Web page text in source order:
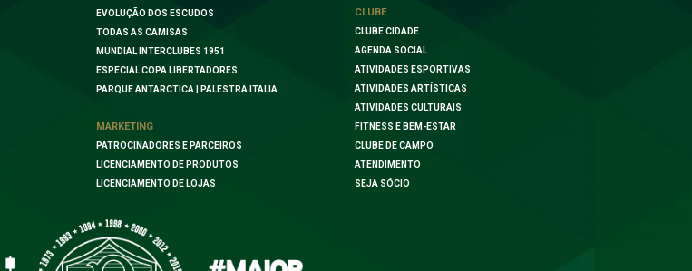
EVOLUÇÃO DOS ESCUDOS
TODAS AS CAMISAS
MUNDIAL INTERCLUBES 1951
ESPECIAL COPA LIBERTADORES
PARQUE ANTARCTICA | PALESTRA ITALIA
MARKETING
PATROCINADORES E PARCEIROS
LICENCIAMENTO DE PRODUTOS
LICENCIAMENTO DE LOJAS
CLUBE
CLUBE CIDADE
AGENDA SOCIAL
ATIVIDADES ESPORTIVAS
ATIVIDADES ARTÍSTICAS
ATIVIDADES CULTURAIS
FITNESS E BEM-ESTAR
CLUBE DE CAMPO
ATENDIMENTO
SEJA SÓCIO